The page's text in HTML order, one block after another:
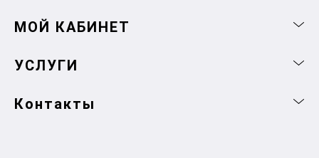
МОЙ КАБИНЕТ
УСЛУГИ
Контакты